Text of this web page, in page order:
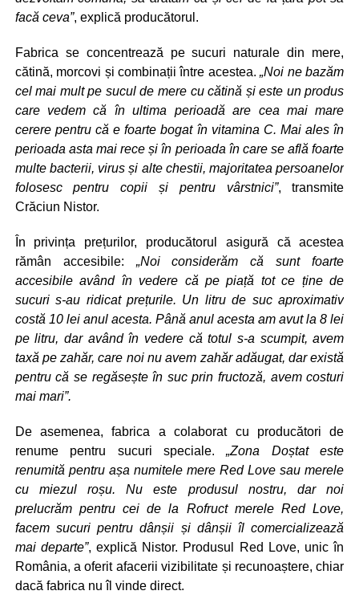
facă ceva”, explică producătorul.
Fabrica se concentrează pe sucuri naturale din mere,
cătină, morcovi și combinații între acestea. „Noi ne bazăm
cel mai mult pe sucul de mere cu cătină și este un produs
care vedem că în ultima perioadă are cea mai mare
cerere pentru că e foarte bogat în vitamina C. Mai ales în
perioada asta mai rece și în perioada în care se află foarte
multe bacterii, virus și alte chestii, majoritatea persoanelor
folosesc pentru copii și pentru vârstnici”, transmite
Crăciun Nistor.
În privința prețurilor, producătorul asigură că acestea
rămân accesibile: „Noi considerăm că sunt foarte
accesibile având în vedere că pe piață tot ce ține de
sucuri s-au ridicat prețurile. Un litru de suc aproximativ
costă 10 lei anul acesta. Până anul acesta am avut la 8 lei
pe litru, dar având în vedere că totul s-a scumpit, avem
taxă pe zahăr, care noi nu avem zahăr adăugat, dar există
pentru că se regăsește în suc prin fructoză, avem costuri
mai mari”.
De asemenea, fabrica a colaborat cu producători de
renume pentru sucuri speciale. „Zona Doștat este
renumită pentru așa numitele mere Red Love sau merele
cu miezul roșu. Nu este produsul nostru, dar noi
prelucrăm pentru cei de la Rofruct merele Red Love,
facem sucuri pentru dânșii și dânșii îl comercializează
mai departe”, explică Nistor. Produsul Red Love, unic în
România, a oferit afacerii vizibilitate și recunoaștere, chiar
dacă fabrica nu îl vinde direct.